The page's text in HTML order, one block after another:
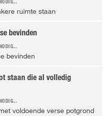
ruimte staan
bevinden
bevinden
staan die al volledig
voldoende verse potgrond